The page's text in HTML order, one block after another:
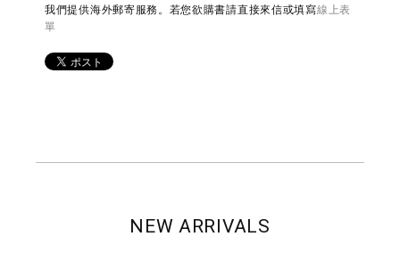
我們提供海外郵寄服務。若您欲購書請直接來信或填寫線上表
單
NEW ARRIVALS